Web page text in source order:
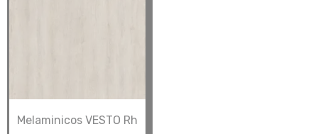
Melaminicos VESTO Rh